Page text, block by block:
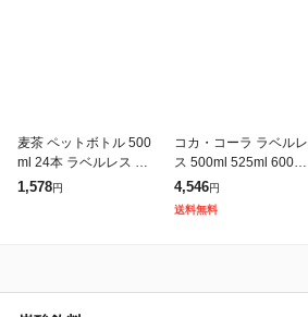
麦茶 ペットボトル 500
ml 24本 ラベルレス ミ
ツウロコ 国産大麦 10
1,578円
コカ・コーラ ラベルレ
ス 500ml 525ml 600ml
650ml ペットボトル 選
べる 48本 (24本×2) 機
能性表
4,546円
送料無料